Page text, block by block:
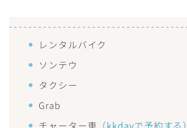
レンタルバイク
ソンテウ
タクシー
Grab
チャーター車 （kkdayで予約する）